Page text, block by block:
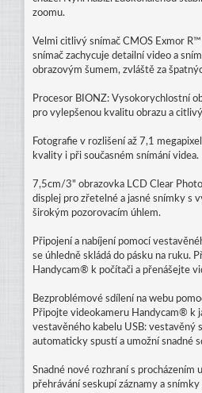
zoomu.
Velmi citlivý snímač CMOS Exmor
snímač zachycuje detailní video a
obrazovým šumem, zvláště za
Procesor BIONZ: Vysokorychlostní
pro vylepšenou kvalitu obrazu a
Fotografie v rozlišení až 7,1
kvality i při současném snímání videa.
7,5cm/3" obrazovka LCD Clear
displej pro zřetelné a jasné snímky s
širokým pozorovacím úhlem.
Připojení a nabíjení pomocí
se úhledně skládá do pásku na ruku.
Handycam® k počítači a přenášejte
Bezproblémové sdílení na webu
Připojte videokameru Handycam® k
vestavěného kabelu USB: vestavěný
automaticky spustí a umožní snadné
Snadné nové rozhraní s procházením
přehrávání seskupí záznamy a